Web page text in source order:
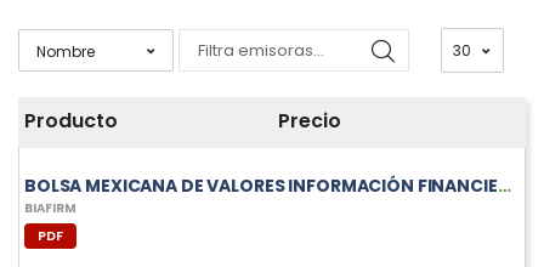
Producto Precio
BOLSA MEXICANA DE VALORES INFORMACIÓN FINANCIERA TRIMESTRAL DE BIAFIRM
BIAFIRM
PDF